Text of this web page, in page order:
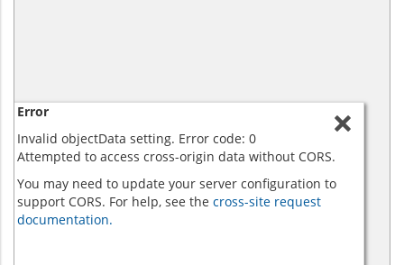
Error
Invalid objectData setting. Error code: 0
Attempted to access cross-origin data without CORS.
You may need to update your server configuration to
support CORS. For help, see the cross-site request
documentation.